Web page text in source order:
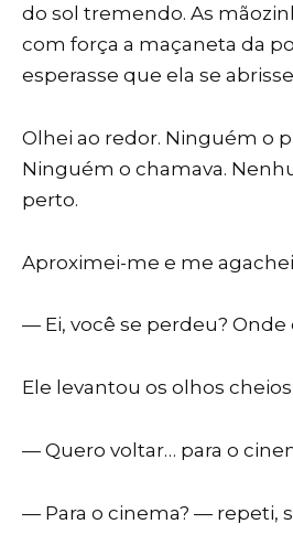
do sol tremendo. As
com força a maçaneta da
esperasse que ela se
Olhei ao redor. Ninguém o
Ninguém o chamava.
perto.
Aproximei-me e me
— Ei, você se perdeu? Onde
Ele levantou os olhos
— Quero voltar… para o
— Para o cinema? — repeti,